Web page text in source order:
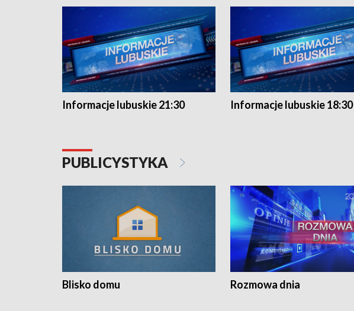
Informacje lubuskie 21:30 Informacje lubuskie 18:30
PUBLICYSTYKA
Blisko domu Rozmowa dnia